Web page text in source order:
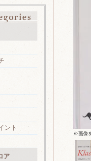
ント
ア
※画像